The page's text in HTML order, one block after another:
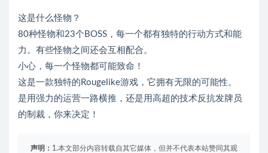
这是什么怪物？
80种怪物和23个BOSS，每一个都有独特的行动方式和能
力。有些怪物之间还会互相配合。
小心，每一个怪物都可能致命！
这是一款独特的Rougelike游戏，它拥有无限的可能性。
是用强力的运营一路横推，还是用高超的技术反抗发牌员
的制裁，你来决定！
声明： 1.本文部分内容转载自其它媒体，但并不代表本站赞同其观